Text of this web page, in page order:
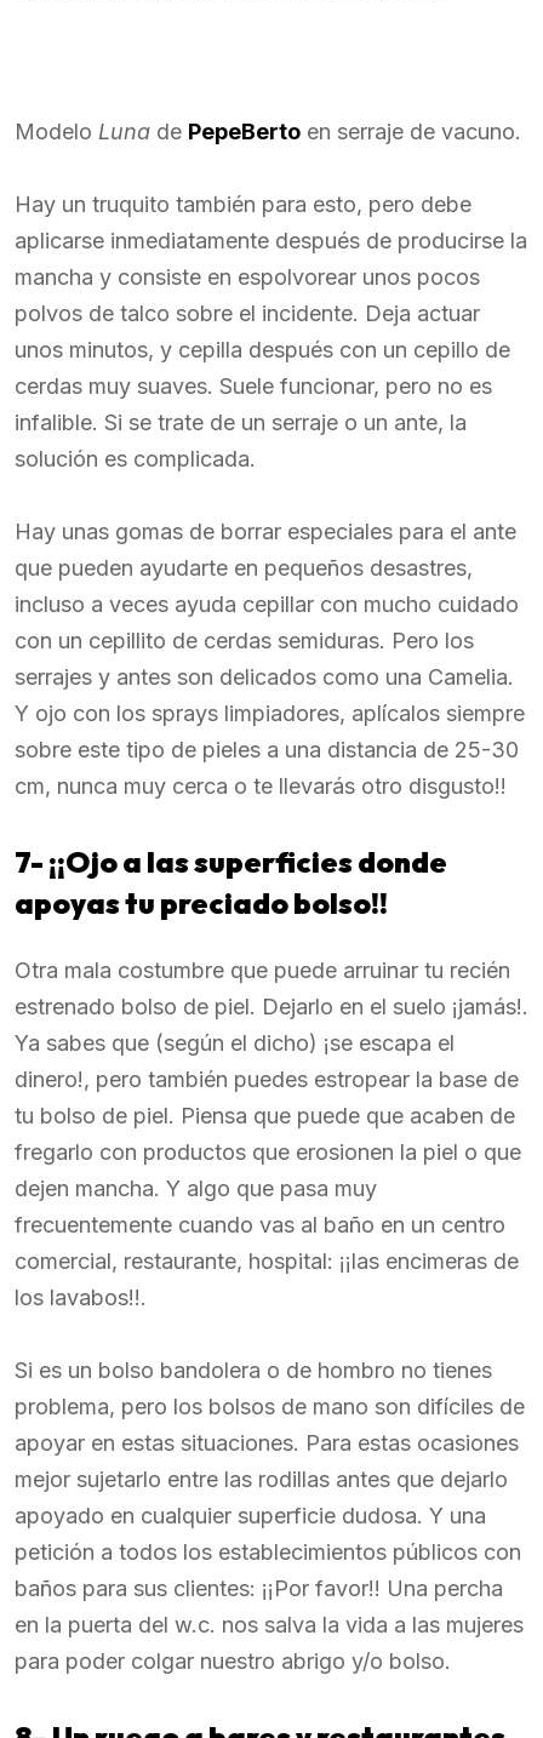
Modelo Luna de PepeBerto en serraje de vacuno.
Hay un truquito también para esto, pero debe
aplicarse inmediatamente después de producirse la
mancha y consiste en espolvorear unos pocos
polvos de talco sobre el incidente. Deja actuar
unos minutos, y cepilla después con un cepillo de
cerdas muy suaves. Suele funcionar, pero no es
infalible. Si se trate de un serraje o un ante, la
solución es complicada.
Hay unas gomas de borrar especiales para el ante
que pueden ayudarte en pequeños desastres,
incluso a veces ayuda cepillar con mucho cuidado
con un cepillito de cerdas semiduras. Pero los
serrajes y antes son delicados como una Camelia.
Y ojo con los sprays limpiadores, aplícalos siempre
sobre este tipo de pieles a una distancia de 25-30
cm, nunca muy cerca o te llevarás otro disgusto!!
7- ¡¡Ojo a las superficies donde
apoyas tu preciado bolso!!
Otra mala costumbre que puede arruinar tu recién
estrenado bolso de piel. Dejarlo en el suelo ¡jamás!.
Ya sabes que (según el dicho) ¡se escapa el
dinero!, pero también puedes estropear la base de
tu bolso de piel. Piensa que puede que acaben de
fregarlo con productos que erosionen la piel o que
dejen mancha. Y algo que pasa muy
frecuentemente cuando vas al baño en un centro
comercial, restaurante, hospital: ¡¡las encimeras de
los lavabos!!.
Si es un bolso bandolera o de hombro no tienes
problema, pero los bolsos de mano son difíciles de
apoyar en estas situaciones. Para estas ocasiones
mejor sujetarlo entre las rodillas antes que dejarlo
apoyado en cualquier superficie dudosa. Y una
petición a todos los establecimientos públicos con
baños para sus clientes: ¡¡Por favor!! Una percha
en la puerta del w.c. nos salva la vida a las mujeres
para poder colgar nuestro abrigo y/o bolso.